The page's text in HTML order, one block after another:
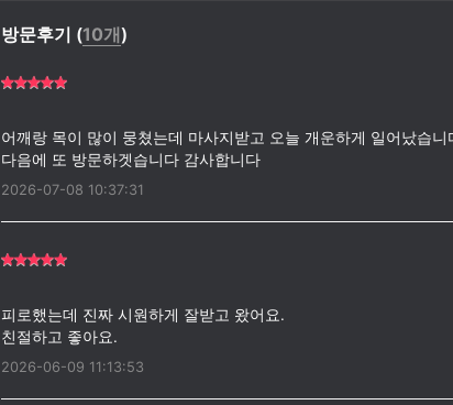
방문후기 (10개)
어깨랑 목이 많이 뭉쳤는데 마사지받고 오늘 개운하게 일어났습니
2026-07-08 10:37:31
피로했는데 진짜 시원하게 잘받고 왔어요.
2026-06-09 11:13:53